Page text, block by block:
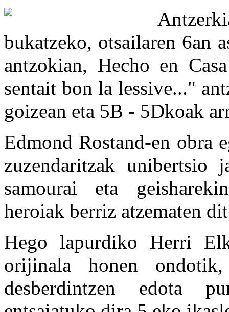
bukatzeko, otsailaren 6an
antzokian, Hecho en
sentait bon la lessive..."
goizean eta 5B - 5Dkoak
Edmond Rostand-en obra
zuzendaritzak unibertsio
samourai eta
heroiak berriz atzematen
Hego lapurdiko Herri
orijinala honen
desberdintzen edota